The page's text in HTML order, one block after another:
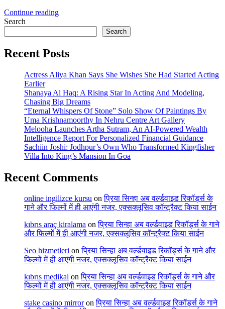
Continue reading
Search
Search
Recent Posts
Actress Aliya Khan Says She Wishes She Had Started Acting
Earlier
Shanaya Al Haq: A Rising Star In Acting And Modeling,
Chasing Big Dreams
“Eternal Whispers Of Stone” Solo Show Of Paintings By
Uma Krishnamoorthy In Nehru Centre Art Gallery
Melooha Launches Artha Sutram, An AI-Powered Wealth
Intelligence Report For Personalized Financial Guidance
Sachiin Joshi: Jodhpur’s Own Who Transformed Kingfisher
Villa Into King’s Mansion In Goa
Recent Comments
online ingilizce kursu onप्रिया सिन्हा अब वर्ल्डवाइड रिकॉर्ड्स के
गाने और फिल्मों में ही आएंगी नजर, एक्सक्लूसिव कॉन्ट्रैक्ट किया साईन
kıbrıs araç kiralama onप्रिया सिन्हा अब वर्ल्डवाइड रिकॉर्ड्स के गाने
और फिल्मों में ही आएंगी नजर, एक्सक्लूसिव कॉन्ट्रैक्ट किया साईन
Seo hizmetleri onप्रिया सिन्हा अब वर्ल्डवाइड रिकॉर्ड्स के गाने और
फिल्मों में ही आएंगी नजर, एक्सक्लूसिव कॉन्ट्रैक्ट किया साईन
kıbrıs medikal onप्रिया सिन्हा अब वर्ल्डवाइड रिकॉर्ड्स के गाने और
फिल्मों में ही आएंगी नजर, एक्सक्लूसिव कॉन्ट्रैक्ट किया साईन
stake casino mirroronप्रिया सिन्हा अब वर्ल्डवाइड रिकॉर्ड्स के गाने